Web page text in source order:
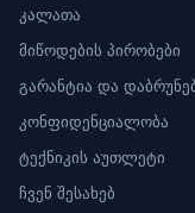
კალათა
მიწოდების პირობები
გარანტია და
კონფიდენციალობა
ტექნიკის აუთლეტი
ჩვენ შესახებ